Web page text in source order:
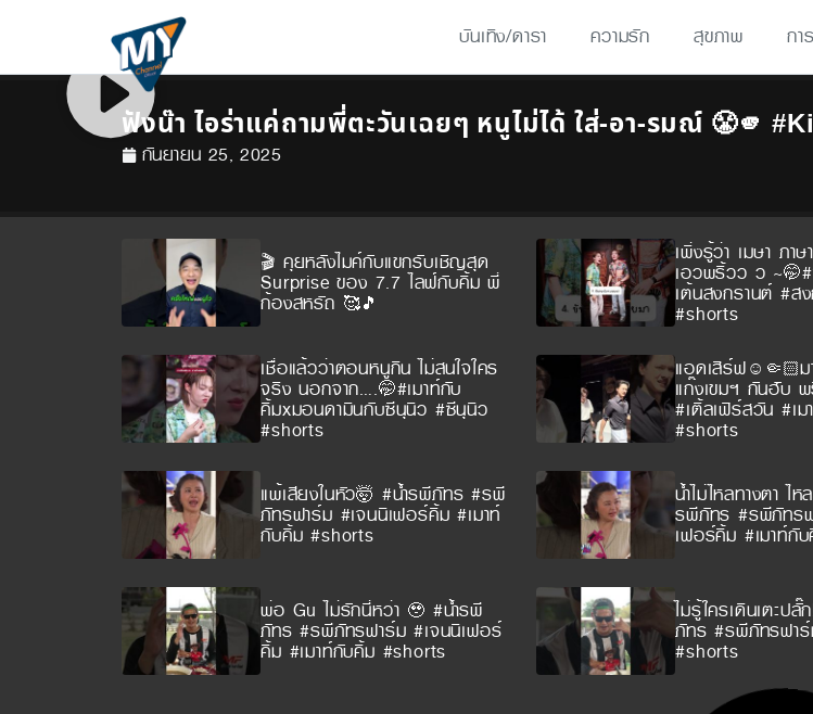
บันเทิง/ดารา ความรัก สุขภาพ กา
ฟังน๊า ไอร่าแค่ถามพี่ตะวันเฉยๆ หนูไม่ได้ ใส่-อา-รมณ์ 😤🫵
กันยายน 25, 2025
🎬 คุยหลังไมค์กับแขกรับเชิญสุด
Surprise ของ 7.7 ไลฟ์กับคิ้ม พี่
ก้องสหรัถ 🥰🎵
เพิ่งรู้ว่า เมษา ภา
เอวพริ้วว ว
เต้นสงกรานต์ #ส
#shorts
เชื่อแล้วว่าตอนหนูกิน ไม่สนใจใคร
จริง นอกจาก….🤭#เมาท์กับ
คิ้มxมอนดามินกับซีนุนิว #ซีนุนิว
#shorts
แอดเสิร์ฟ☺️🤏🏻ม
แก๊งเขมฯ กันฮับ
#เติ้ลเฟิร์สวัน #เ
#shorts
แพ้เสียงในหัว🤯 #น้ำรพีภัทร #รพี
ภัทรฟาร์ม #เจนนิเฟอร์คิ้ม #เมาท์
กับคิ้ม #shorts
น้ำไม่ไหลทางตา ไ
รพีภัทร #รพีภัทร
เฟอร์คิ้ม #เมาท์กั
พ่อ Gu ไม่รักนี่หว่า 🥹 #น้ำรพี
ภัทร #รพีภัทรฟาร์ม #เจนนิเฟอร์
คิ้ม #เมาท์กับคิ้ม #shorts
ไม่รู้ใครเดินเตะป
ภัทร #รพีภัทรฟาร์
#shorts